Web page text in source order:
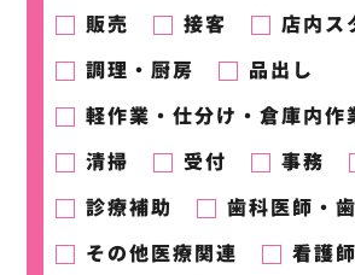
販売
接客
店内ス
調理・厨房
品出し
軽作業・仕分け・倉庫内作
清掃
受付 事務
診療補助
歯科医師・
その他医療関連
看護師